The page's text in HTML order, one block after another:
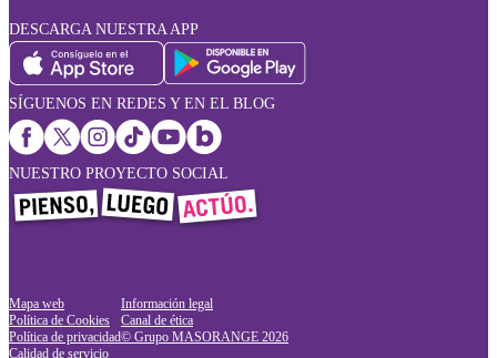
DESCARGA NUESTRA APP
SÍGUENOS EN REDES Y EN EL BLOG
NUESTRO PROYECTO SOCIAL
Mapa web
Política de Cookies
Política de privacidad
Calidad de servicio
Información legal
Canal de ética
© Grupo MASORANGE 2026